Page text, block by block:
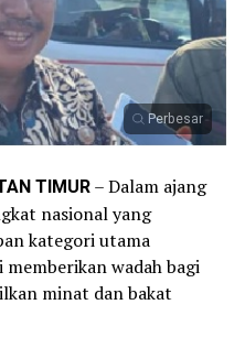
Perbesar
TIMUR– Dalam ajang
nasional yang
kategori utama
wadah bagi
minat dan bakat